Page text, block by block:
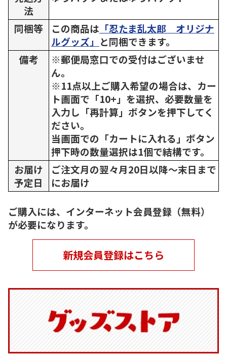
法
同梱等 この商品は 「忍たま乱太郎 オリジナ
ルグッズ」 と同梱できます。
備考
※郵便局窓口での受付はございませ
ん。
※11点以上ご購入希望の場合は、カー
ト画面で「10+」を選択、必要数量を
入力し「再計算」ボタンを押下してく
ださい。
当画面での「カートに入れる」ボタン
押下時の数量選択は1個で結構です。
お届け
予定日
ご注文月の翌々月20日以降～末日まで
にお届け
ご購入には、インターネット会員登録（無料）
が必要になります。
新規会員登録はこちら